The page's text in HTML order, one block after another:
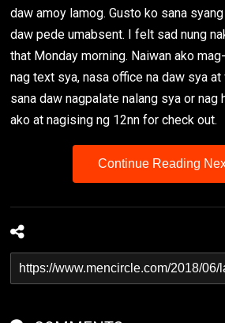
daw amoy lamog. Gusto ko sana
daw pede umabsent. I felt sad nung
that Monday morning. Naiwan ako
nag text sya, nasa office na daw sya
sana daw nagpalate nalang sya or nag
ako at nagising ng 12nn for check out.
Continue Reading